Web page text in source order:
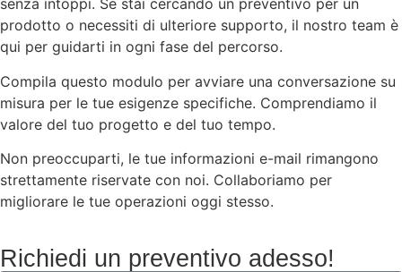
senza intoppi. Se stai cercando un preventivo per un
prodotto o necessiti di ulteriore supporto, il nostro team è
qui per guidarti in ogni fase del percorso.
Compila questo modulo per avviare una conversazione su
misura per le tue esigenze specifiche. Comprendiamo il
valore del tuo progetto e del tuo tempo.
Non preoccuparti, le tue informazioni e-mail rimangono
strettamente riservate con noi. Collaboriamo per
migliorare le tue operazioni oggi stesso.
Richiedi un preventivo adesso!